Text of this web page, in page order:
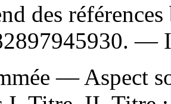
des
. —
— Aspect